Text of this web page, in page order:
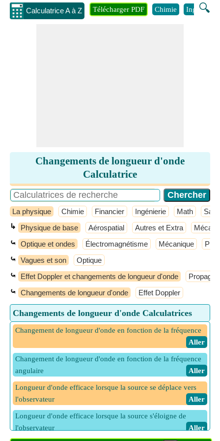
Calculatrice A à Z 🔍
Télécharger PDF Chimie Ingénierie
Changements de longueur d'onde
Calculatrice
La physique Chimie Financier Ingénierie Math
↳ Physique de base Aérospatial Autres et Extra
⤿ Optique et ondes Électromagnétisme Mécanique
⤿ Vagues et son Optique
⤿ Effet Doppler et changements de longueur d'onde
⤿ Changements de longueur d'onde Effet Doppler
Changements de longueur d'onde Calculatrices
Changement de longueur d'onde en fonction de la fréquence
​ Aller
Changement de longueur d'onde en fonction de la fréquence
angulaire
​ Aller
Longueur d'onde efficace lorsque la source se déplace vers
l'observateur
​ Aller
Longueur d'onde efficace lorsque la source s'éloigne de
l'observateur
​ Aller